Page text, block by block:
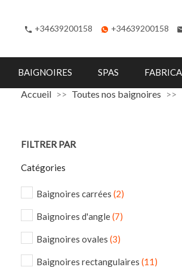
phone +34639200158 +34639200158
BAIGNOIRES SPAS
Accueil Toutes nos baignoires
FILTRER PAR
Catégories
Baignoires carrées (2)
Baignoires d'angle(7)
Baignoires ovales (3)
Baignoires rectangulaires (11)